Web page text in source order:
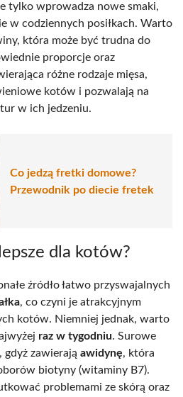
tylko wprowadza nowe smaki,
w codziennych posiłkach. Warto
która może być trudna do
proporcje oraz
różne rodzaje mięsa,
kotów i pozwalają na
w ich jedzeniu.
Co jedzą fretki domowe?
Przewodnik po diecie fretek
dla kotów?
źródło łatwo przyswajalnych
, co czyni je atrakcyjnym
kotów. Niemniej jednak, warto
raz w tygodniu. Surowe
gdyż zawierają awidynę, która
biotyny (witaminy B7).
problemami ze skórą oraz